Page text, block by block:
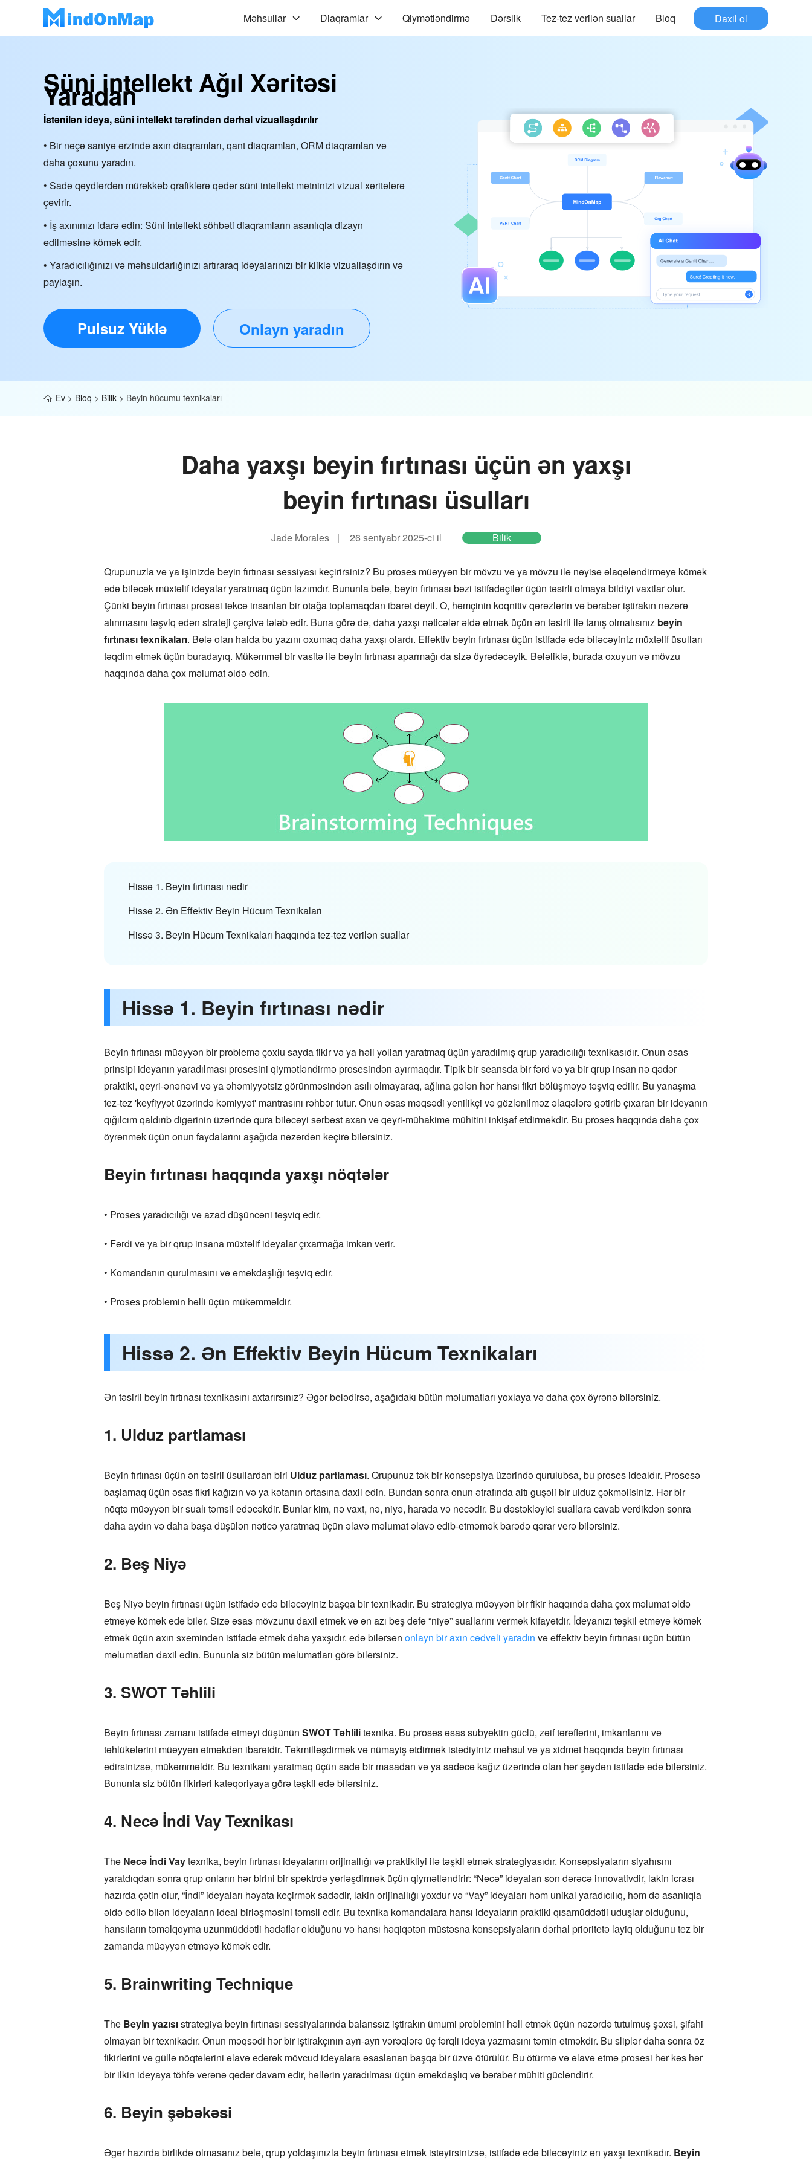
Məhsullar Diaqramlar Qiymətləndirmə Dərslik Tez-tez verilən suallar Bloq Daxil ol
Süni intellekt Ağıl Xəritəsi
Yaradan
İstənilən ideya, süni intellekt tərəfindən dərhal vizuallaşdırılır
• Bir neçə saniyə ərzində axın diaqramları, qant diaqramları, ORM diaqramları və
daha çoxunu yaradın.
• Sadə qeydlərdən mürəkkəb qrafiklərə qədər süni intellekt mətninizi vizual xəritələrə
çevirir.
• İş axınınızı idarə edin: Süni intellekt söhbəti diaqramların asanlıqla dizayn
edilməsinə kömək edir.
• Yaradıcılığınızı və məhsuldarlığınızı artıraraq ideyalarınızı bir kliklə vizuallaşdırın və
paylaşın.
Pulsuz Yüklə Onlayn yaradın
Ev > Bloq > Bilik > Beyin hücumu texnikaları
Daha yaxşı beyin fırtınası üçün ən yaxşı
beyin fırtınası üsulları
Jade Morales 26 sentyabr 2025-ci il Bilik
Qrupunuzla və ya işinizdə beyin fırtınası sessiyası keçirirsiniz? Bu proses müəyyən bir mövzu və ya mövzu ilə nəyisə əlaqələndirməyə kömək
edə biləcək müxtəlif ideyalar yaratmaq üçün lazımdır. Bununla belə, beyin fırtınası bəzi istifadəçilər üçün təsirli olmaya bildiyi vaxtlar olur.
Çünki beyin fırtınası prosesi təkcə insanları bir otağa toplamaqdan ibarət deyil. O, həmçinin koqnitiv qərəzlərin və bərabər iştirakın nəzərə
alınmasını təşviq edən strateji çərçivə tələb edir. Buna görə də, daha yaxşı nəticələr əldə etmək üçün ən təsirli ilə tanış olmalısınız beyin
fırtınası texnikaları. Belə olan halda bu yazını oxumaq daha yaxşı olardı. Effektiv beyin fırtınası üçün istifadə edə biləcəyiniz müxtəlif üsulları
təqdim etmək üçün buradayıq. Mükəmməl bir vasitə ilə beyin fırtınası aparmağı da sizə öyrədəcəyik. Beləliklə, burada oxuyun və mövzu
haqqında daha çox məlumat əldə edin.
Hissə 1. Beyin fırtınası nədir
Hissə 2. Ən Effektiv Beyin Hücum Texnikaları
Hissə 3. Beyin Hücum Texnikaları haqqında tez-tez verilən suallar
Hissə 1. Beyin fırtınası nədir
Beyin fırtınası müəyyən bir problemə çoxlu sayda fikir və ya həll yolları yaratmaq üçün yaradılmış qrup yaradıcılığı texnikasıdır. Onun əsas
prinsipi ideyanın yaradılması prosesini qiymətləndirmə prosesindən ayırmaqdır. Tipik bir seansda bir fərd və ya bir qrup insan nə qədər
praktiki, qeyri-ənənəvi və ya əhəmiyyətsiz görünməsindən asılı olmayaraq, ağlına gələn hər hansı fikri bölüşməyə təşviq edilir. Bu yanaşma
tez-tez 'keyfiyyət üzərində kəmiyyət' mantrasını rəhbər tutur. Onun əsas məqsədi yenilikçi və gözlənilməz əlaqələrə gətirib çıxaran bir ideyanın
qığılcım qaldırıb digərinin üzərində qura biləcəyi sərbəst axan və qeyri-mühakimə mühitini inkişaf etdirməkdir. Bu proses haqqında daha çox
öyrənmək üçün onun faydalarını aşağıda nəzərdən keçirə bilərsiniz.
Beyin fırtınası haqqında yaxşı nöqtələr
• Proses yaradıcılığı və azad düşüncəni təşviq edir.
• Fərdi və ya bir qrup insana müxtəlif ideyalar çıxarmağa imkan verir.
• Komandanın qurulmasını və əməkdaşlığı təşviq edir.
• Proses problemin həlli üçün mükəmməldir.
Hissə 2. Ən Effektiv Beyin Hücum Texnikaları
Ən təsirli beyin fırtınası texnikasını axtarırsınız? Əgər belədirsə, aşağıdakı bütün məlumatları yoxlaya və daha çox öyrənə bilərsiniz.
1. Ulduz partlaması
Beyin fırtınası üçün ən təsirli üsullardan biri Ulduz partlaması. Qrupunuz tək bir konsepsiya üzərində qurulubsa, bu proses idealdır. Prosesə
başlamaq üçün əsas fikri kağızın və ya kətanın ortasına daxil edin. Bundan sonra onun ətrafında altı guşəli bir ulduz çəkməlisiniz. Hər bir
nöqtə müəyyən bir sualı təmsil edəcəkdir. Bunlar kim, nə vaxt, nə, niyə, harada və necədir. Bu dəstəkləyici suallara cavab verdikdən sonra
daha aydın və daha başa düşülən nəticə yaratmaq üçün əlavə məlumat əlavə edib-etməmək barədə qərar verə bilərsiniz.
2. Beş Niyə
Beş Niyə beyin fırtınası üçün istifadə edə biləcəyiniz başqa bir texnikadır. Bu strategiya müəyyən bir fikir haqqında daha çox məlumat əldə
etməyə kömək edə bilər. Sizə əsas mövzunu daxil etmək və ən azı beş dəfə “niyə” suallarını vermək kifayətdir. İdeyanızı təşkil etməyə kömək
etmək üçün axın sxemindən istifadə etmək daha yaxşıdır. edə bilərsən onlayn bir axın cədvəli yaradın və effektiv beyin fırtınası üçün bütün
məlumatları daxil edin. Bununla siz bütün məlumatları görə bilərsiniz.
3. SWOT Təhlili
Beyin fırtınası zamanı istifadə etməyi düşünün SWOT Təhlilitexnika. Bu proses əsas subyektin güclü, zəif tərəflərini, imkanlarını və
təhlükələrini müəyyən etməkdən ibarətdir. Təkmilləşdirmək və nümayiş etdirmək istədiyiniz məhsul və ya xidmət haqqında beyin fırtınası
edirsinizsə, mükəmməldir. Bu texnikanı yaratmaq üçün sadə bir masadan və ya sadəcə kağız üzərində olan hər şeydən istifadə edə bilərsiniz.
Bununla siz bütün fikirləri kateqoriyaya görə təşkil edə bilərsiniz.
4. Necə İndi Vay Texnikası
The Necə İndi Vaytexnika, beyin fırtınası ideyalarını orijinallığı və praktikliyi ilə təşkil etmək strategiyasıdır. Konsepsiyaların siyahısını
yaratdıqdan sonra qrup onların hər birini bir spektrdə yerləşdirmək üçün qiymətləndirir: “Necə” ideyaları son dərəcə innovativdir, lakin icrası
hazırda çətin olur, “İndi” ideyaları həyata keçirmək sadədir, lakin orijinallığı yoxdur və “Vay” ideyaları həm unikal yaradıcılıq, həm də asanlıqla
əldə edilə bilən ideyaların ideal birləşməsini təmsil edir. Bu texnika komandalara hansı ideyaların praktiki qısamüddətli uduşlar olduğunu,
hansıların təməlqoyma uzunmüddətli hədəflər olduğunu və hansı həqiqətən müstəsna konsepsiyaların dərhal prioritetə layiq olduğunu tez bir
zamanda müəyyən etməyə kömək edir.
5. Brainwriting Technique
The Beyin yazısıstrategiya beyin fırtınası sessiyalarında balanssız iştirakın ümumi problemini həll etmək üçün nəzərdə tutulmuş şəxsi, şifahi
olmayan bir texnikadır. Onun məqsədi hər bir iştirakçının ayrı-ayrı vərəqlərə üç fərqli ideya yazmasını təmin etməkdir. Bu sliplər daha sonra öz
fikirlərini və güllə nöqtələrini əlavə edərək mövcud ideyalara əsaslanan başqa bir üzvə ötürülür. Bu ötürmə və əlavə etmə prosesi hər kəs hər
bir ilkin ideyaya töhfə verənə qədər davam edir, həllərin yaradılması üçün əməkdaşlıq və bərabər mühiti gücləndirir.
6. Beyin şəbəkəsi
Əgər hazırda birlikdə olmasanız belə, qrup yoldaşınızla beyin fırtınası etmək istəyirsinizsə, istifadə edə biləcəyiniz ən yaxşı texnikadır. Beyin